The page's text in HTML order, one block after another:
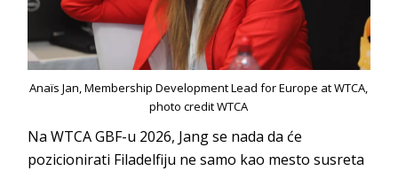
Anaïs Jan, Membership Development Lead for Europe at WTCA,
photo credit WTCA
Na WTCA GBF-u 2026, Jang se nada da će
pozicionirati Filadelfiju ne samo kao mesto susreta